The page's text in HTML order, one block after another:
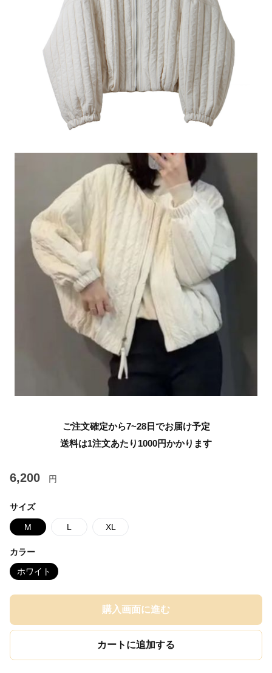
ご注文確定から7~28日でお届け予定
送料は1注文あたり 1000円かかります
6,200 円
サイズ
M L XL
カラー
ホワイト
購入画面に進む
カートに追加する